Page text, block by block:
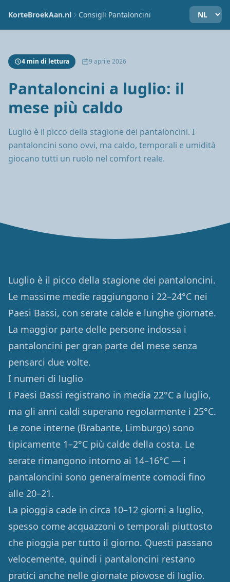
KorteBroekAan.nl Consigli Pantaloncini
4 min di lettura 9 aprile 2026
Pantaloncini a luglio: il
mese più caldo
Luglio è il picco della stagione dei pantaloncini. I
pantaloncini sono ovvi, ma caldo, temporali e umidità
giocano tutti un ruolo nel comfort reale.
Luglio è il picco della stagione dei pantaloncini.
Le massime medie raggiungono i 22–24°C nei
Paesi Bassi, con serate calde e lunghe giornate.
La maggior parte delle persone indossa i
pantaloncini per gran parte del mese senza
pensarci due volte.
I numeri di luglio
I Paesi Bassi registrano in media 22°C a luglio,
ma gli anni caldi superano regolarmente i 25°C.
Le zone interne (Brabante, Limburgo) sono
tipicamente 1–2°C più calde della costa. Le
serate rimangono intorno ai 14–16°C — i
pantaloncini sono generalmente comodi fino
alle 20–21.
La pioggia cade in circa 10–12 giorni a luglio,
spesso come acquazzoni o temporali piuttosto
che pioggia per tutto il giorno. Questi passano
velocemente, quindi i pantaloncini restano
pratici anche nelle giornate piovose di luglio.